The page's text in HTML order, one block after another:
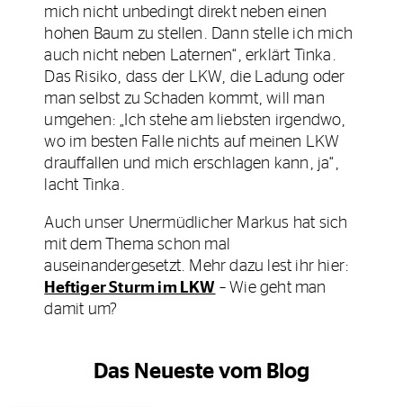
mich nicht unbedingt direkt neben einen
hohen Baum zu stellen. Dann stelle ich mich
auch nicht neben Laternen“, erklärt Tinka.
Das Risiko, dass der LKW, die Ladung oder
man selbst zu Schaden kommt, will man
umgehen: „Ich stehe am liebsten irgendwo,
wo im besten Falle nichts auf meinen LKW
drauffallen und mich erschlagen kann, ja“,
lacht Tinka.
Auch unser Unermüdlicher Markus hat sich
mit dem Thema schon mal
auseinandergesetzt. Mehr dazu lest ihr hier:
Heftiger Sturm im LKW – Wie geht man
damit um?
Das Neueste vom Blog